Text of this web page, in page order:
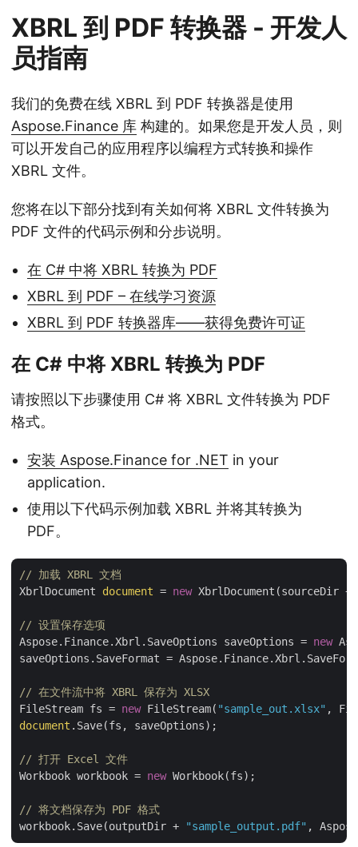
XBRL 到 PDF 转换器 - 开发人
员指南
我们的免费在线 XBRL 到 PDF 转换器是使用
Aspose.Finance 库 构建的。如果您是开发人员，则
可以开发自己的应用程序以编程方式转换和操作
XBRL 文件。
您将在以下部分找到有关如何将 XBRL 文件转换为
PDF 文件的代码示例和分步说明。
在 C# 中将 XBRL 转换为 PDF
XBRL 到 PDF – 在线学习资源
XBRL 到 PDF 转换器库——获得免费许可证
在 C# 中将 XBRL 转换为 PDF
请按照以下步骤使用 C# 将 XBRL 文件转换为 PDF
格式。
安装 Aspose.Finance for .NET in your
application.
使用以下代码示例加载 XBRL 并将其转换为
PDF。
// 加载 XBRL 文档
XbrlDocument document = new XbrlDocument(sourceDir +
// 设置保存选项
Aspose.Finance.Xbrl.SaveOptions saveOptions = new
saveOptions.SaveFormat =
// 在文件流中将 XBRL 保存为 XLSX
FileStream fs = new FileStream( "sample_out.xlsx"
document .Save(fs, saveOptions);
// 打开 Excel 文件
Workbook workbook = new Workbook(fs);
// 将文档保存为 PDF 格式
workbook.Save(outputDir +
"sample_output.pdf"